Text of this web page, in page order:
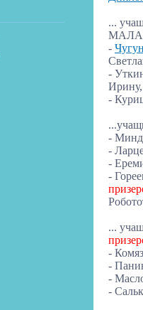
...
-
-
Ирину,
-
...
-
-
-
-
...
-
-
-
-